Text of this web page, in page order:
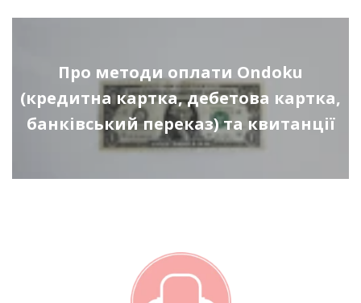
Про методи оплати Ondoku
(кредитна картка, дебетова картка,
банківський переказ) та квитанції